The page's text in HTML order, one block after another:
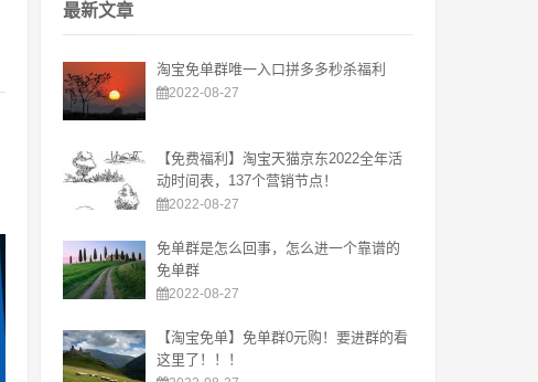
最新文章
淘宝免单群唯一入口拼多多秒杀福利
2022-08-27
【免费福利】淘宝天猫京东2022全年活
动时间表，137个营销节点！
2022-08-27
免单群是怎么回事，怎么进一个靠谱的
免单群
2022-08-27
【淘宝免单】免单群0元购！要进群的看
这里了！！！